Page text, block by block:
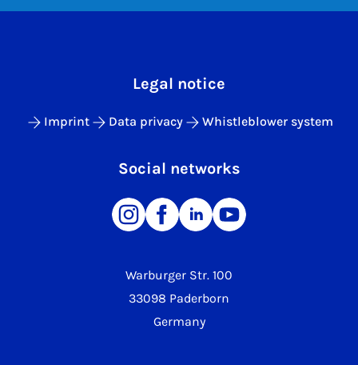
Warburger Str. 100
33098 Paderborn
Germany
Legal notice
Imprint Data privacy Whistleblower system
Social networks